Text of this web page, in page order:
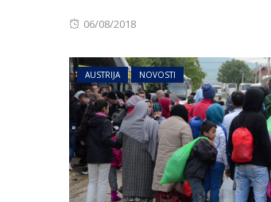
Posted
06/08/2018
AUSTRIJA NOVOSTI